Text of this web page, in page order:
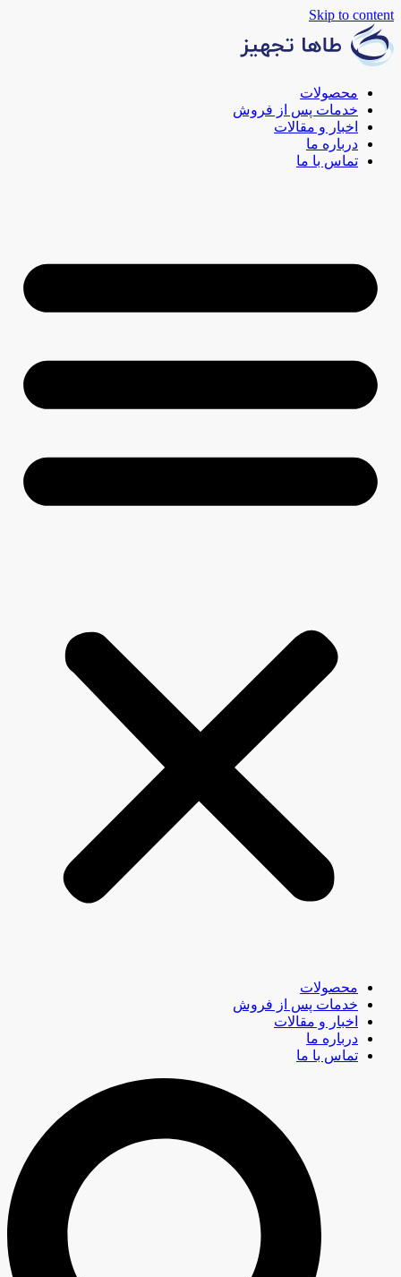
Skip to content
محصولات
خدمات پس از فروش
اخبار و مقالات
درباره ما
تماس با ما
محصولات
خدمات پس از فروش
اخبار و مقالات
درباره ما
تماس با ما